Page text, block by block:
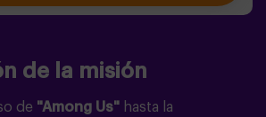
de la misión
de "Among Us" hasta la